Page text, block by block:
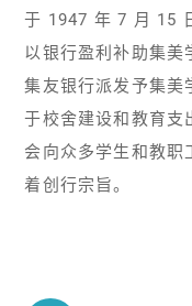
于 1947 年 7 月 15
以银行盈利补助集美
集友银行派发予集美
于校舍建设和教育支
会向众多学生和教职
着创行宗旨。